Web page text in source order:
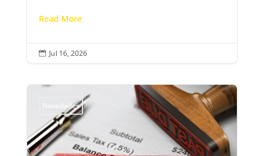
Read More
 Jul 16, 2026
Novedades